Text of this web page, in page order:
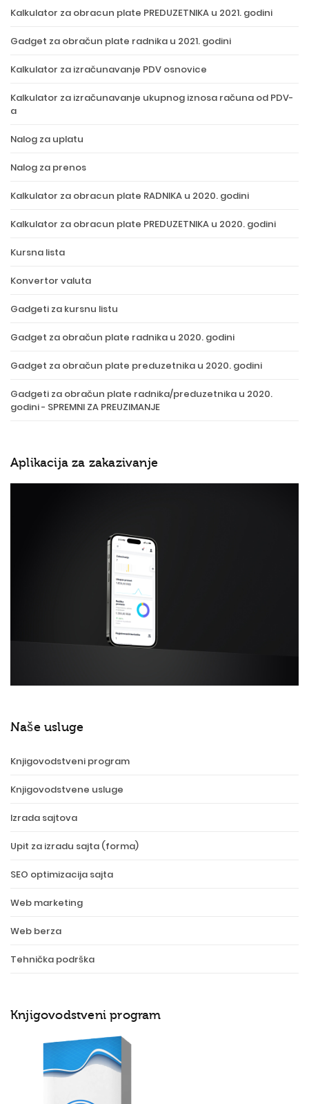
Kalkulator za obracun plate PREDUZETNIKA u 2021. godini
Gadget za obračun plate radnika u 2021. godini
Kalkulator za izračunavanje PDV osnovice
Kalkulator za izračunavanje ukupnog iznosa računa od PDV-
a
Nalog za uplatu
Nalog za prenos
Kalkulator za obracun plate RADNIKA u 2020. godini
Kalkulator za obracun plate PREDUZETNIKA u 2020. godini
Kursna lista
Konvertor valuta
Gadgeti za kursnu listu
Gadget za obračun plate radnika u 2020. godini
Gadget za obračun plate preduzetnika u 2020. godini
Gadgeti za obračun plate radnika/preduzetnika u 2020.
godini - SPREMNI ZA PREUZIMANJE
Aplikacija za zakazivanje
Naše usluge
Knjigovodstveni program
Knjigovodstvene usluge
Izrada sajtova
Upit za izradu sajta (forma)
SEO optimizacija sajta
Web marketing
Web berza
Tehnička podrška
Knjigovodstveni program